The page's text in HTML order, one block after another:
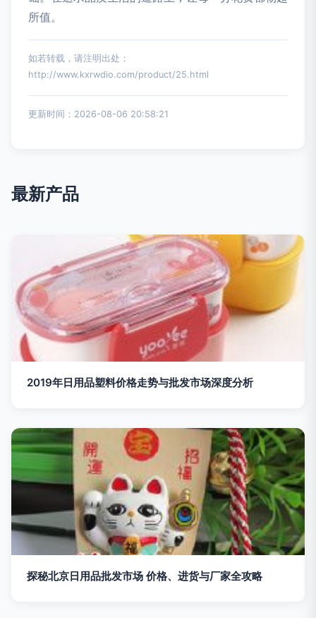
所值。
如若转载，请注明出处：
http://www.kxrwdio.com/product/25.html
更新时间：2026-08-06 20:58:21
最新产品
2019年日用品塑料价格走势与批发市场深度分析
探秘北京日用品批发市场 价格、进货与厂家全攻略